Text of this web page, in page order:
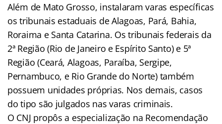
Além de Mato Grosso, instalaram varas específicas
os tribunais estaduais de Alagoas, Pará, Bahia,
Roraima e Santa Catarina. Os tribunais federais da
2ª Região (Rio de Janeiro e Espírito Santo) e 5ª
Região (Ceará, Alagoas, Paraíba, Sergipe,
Pernambuco, e Rio Grande do Norte) também
possuem unidades próprias. Nos demais, casos
do tipo são julgados nas varas criminais.
O CNJ propôs a especialização na Recomendação